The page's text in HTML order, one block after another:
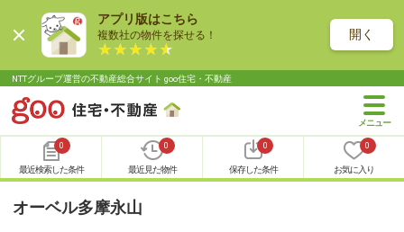
アプリ版はこちら
複数社の物件を探せる！ 開く
NTTグループ運営の不動産総合サイト goo住宅・不動産
0
最近検索した条件
0
最近見た物件
0
保存した条件
0
お気に入り
オーベル多摩永山